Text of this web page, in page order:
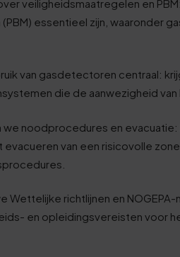
veiligheidsmaatregelen en
essentieel zijn, waaronder
van gasdetectoren centraal:
die de aanwezigheid van
we noodprocedures en
van een risicovolle
Wettelijke richtlijnen en
en opleidingsvereisten voor
7
8
9
0